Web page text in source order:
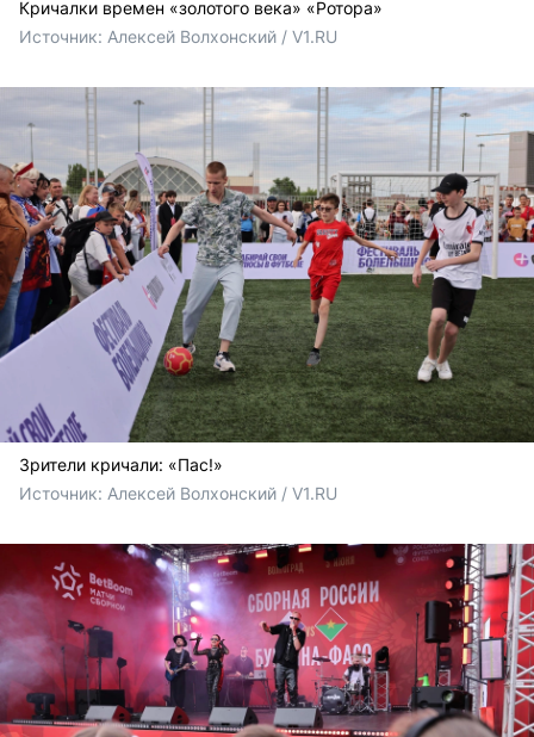
Кричалки времен «золотого века» «Ротора»
Источник: Алексей Волхонский / V1.RU
Зрители кричали: «Пас!»
Источник: Алексей Волхонский / V1.RU